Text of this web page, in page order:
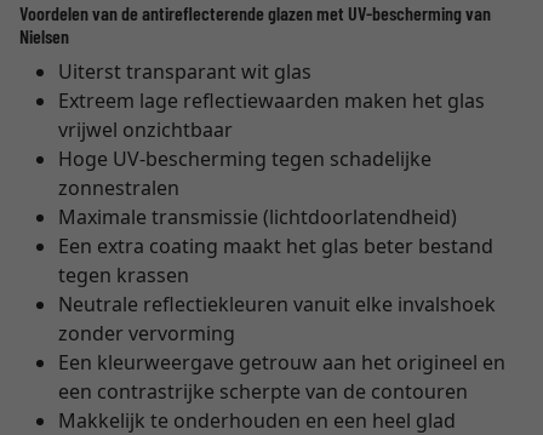
Voordelen van de antireflecterende glazen met UV-bescherming van
Nielsen
Uiterst transparant wit glas
Extreem lage reflectiewaarden maken het glas
vrijwel onzichtbaar
Hoge UV-bescherming tegen schadelijke
zonnestralen
Maximale transmissie (lichtdoorlatendheid)
Een extra coating maakt het glas beter bestand
tegen krassen
Neutrale reflectiekleuren vanuit elke invalshoek
zonder vervorming
Een kleurweergave getrouw aan het origineel en
een contrastrijke scherpte van de contouren
Makkelijk te onderhouden en een heel glad